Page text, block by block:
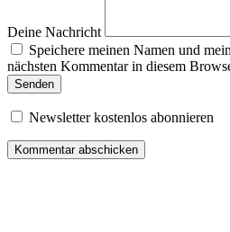
Deine Nachricht
Speichere meinen Namen und
nächsten Kommentar in diesem
Senden
Newsletter kostenlos abonnieren